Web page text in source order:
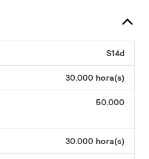
S14d
30.000 hora(s)
50.000
30.000 hora(s)